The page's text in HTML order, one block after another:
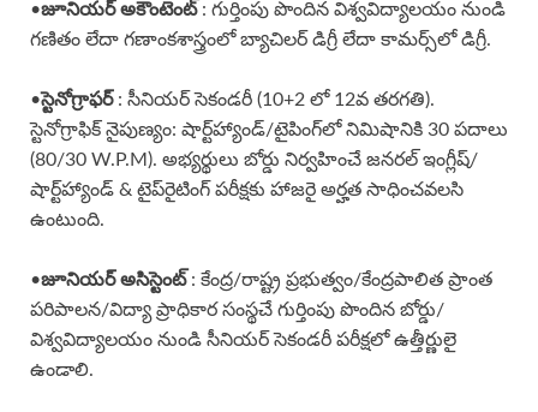
•జూనియర్ అకౌంటెంట్: గుర్తింపు పొందిన విశ్వవిద్యాలయం నుండి
గణితం లేదా గణాంకశాస్త్రంలో బ్యాచిలర్ డిగ్రీ లేదా కామర్స్‌లో డిగ్రీ.
•స్టెనోగ్రాఫర్: సీనియర్ సెకండరీ (10+2 లో 12వ తరగతి).
స్టెనోగ్రాఫిక్ నైపుణ్యం: షార్ట్‌హ్యాండ్/టైపింగ్‌లో నిమిషానికి 30 పదాలు
(80/30 W.P.M). అభ్యర్థులు బోర్డు నిర్వహించే జనరల్ ఇంగ్లీష్/
షార్ట్‌హ్యాండ్ & టైప్‌రైటింగ్ పరీక్షకు హాజరై అర్హత సాధించవలసి
ఉంటుంది.
•జూనియర్ అసిస్టెంట్: కేంద్ర/రాష్ట్ర ప్రభుత్వం/కేంద్రపాలిత ప్రాంత
పరిపాలన/విద్యా ప్రాధికార సంస్థచే గుర్తింపు పొందిన బోర్డు/
విశ్వవిద్యాలయం నుండి సీనియర్ సెకండరీ పరీక్షలో ఉత్తీర్ణులై
ఉండాలి.